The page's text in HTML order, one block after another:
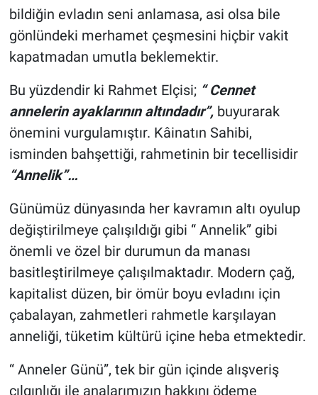
bildiğin evladın seni anlamasa, asi olsa bile
gönlündeki merhamet çeşmesini hiçbir vakit
kapatmadan umutla beklemektir.
Bu yüzdendir ki Rahmet Elçisi; “ Cennet
annelerin ayaklarının altındadır”, buyurarak
önemini vurgulamıştır. Kâinatın Sahibi,
isminden bahşettiği, rahmetinin bir tecellisidir
“Annelik”…
Günümüz dünyasında her kavramın altı oyulup
değiştirilmeye çalışıldığı gibi “ Annelik” gibi
önemli ve özel bir durumun da manası
basitleştirilmeye çalışılmaktadır. Modern çağ,
kapitalist düzen, bir ömür boyu evladını için
çabalayan, zahmetleri rahmetle karşılayan
anneliği, tüketim kültürü içine heba etmektedir.
“ Anneler Günü”, tek bir gün içinde alışveriş
çılgınlığı ile analarımızın hakkını ödeme